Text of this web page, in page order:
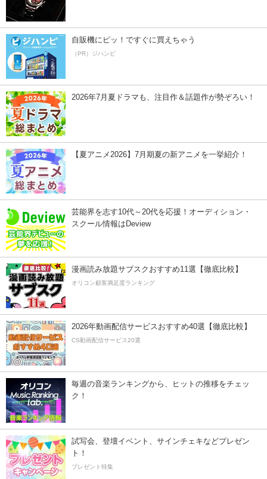
自販機にピッ！ですぐに買えちゃう
（PR）ジハンピ
2026年7月夏ドラマも、注目作＆話題作が勢ぞろい！
【夏アニメ2026】7月期夏の新アニメを一挙紹介！
芸能界を志す10代～20代を応援！オーディション・
スクール情報はDeview
漫画読み放題サブスクおすすめ11選【徹底比較】
オリコン顧客満足度ランキング
2026年動画配信サービスおすすめ40選【徹底比較】
CS動画配信サービス20選
毎週の音楽ランキングから、ヒットの推移をチェッ
ク！
試写会、登壇イベント、サインチェキなどプレゼン
ト！
プレゼント特集